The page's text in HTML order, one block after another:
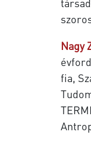
Nagy
fia,